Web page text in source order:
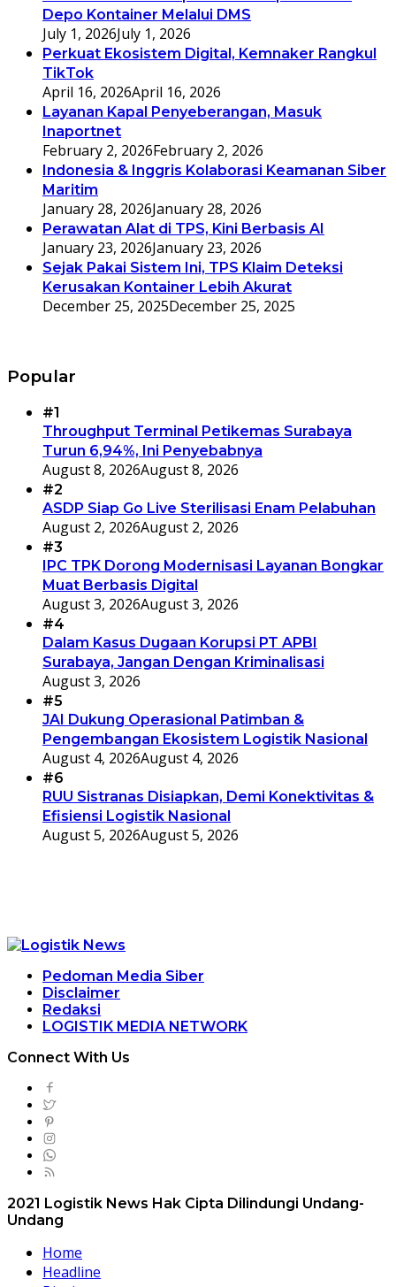
Depo Kontainer Melalui DMS
July 1, 2026July 1, 2026
Perkuat Ekosistem Digital, Kemnaker Rangkul
TikTok
April 16, 2026April 16, 2026
Layanan Kapal Penyeberangan, Masuk
Inaportnet
February 2, 2026February 2, 2026
Indonesia & Inggris Kolaborasi Keamanan Siber
Maritim
January 28, 2026January 28, 2026
Perawatan Alat di TPS, Kini Berbasis AI
January 23, 2026January 23, 2026
Sejak Pakai Sistem Ini, TPS Klaim Deteksi
Kerusakan Kontainer Lebih Akurat
December 25, 2025December 25, 2025
Popular
#1
Throughput Terminal Petikemas Surabaya
Turun 6,94%, Ini Penyebabnya
August 8, 2026August 8, 2026
#2
ASDP Siap Go Live Sterilisasi Enam Pelabuhan
August 2, 2026August 2, 2026
#3
IPC TPK Dorong Modernisasi Layanan Bongkar
Muat Berbasis Digital
August 3, 2026August 3, 2026
#4
Dalam Kasus Dugaan Korupsi PT APBI
Surabaya, Jangan Dengan Kriminalisasi
August 3, 2026
#5
JAI Dukung Operasional Patimban &
Pengembangan Ekosistem Logistik Nasional
August 4, 2026August 4, 2026
#6
RUU Sistranas Disiapkan, Demi Konektivitas &
Efisiensi Logistik Nasional
August 5, 2026August 5, 2026
Pedoman Media Siber
Disclaimer
Redaksi
LOGISTIK MEDIA NETWORK
Connect With Us
2021 Logistik News Hak Cipta Dilindungi Undang-
Undang
Home
Headline